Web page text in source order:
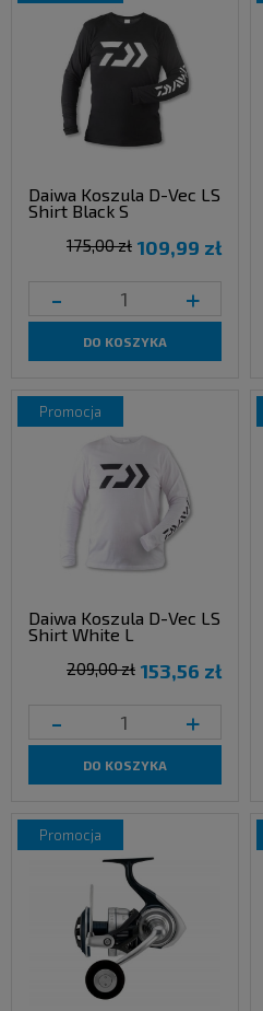
Daiwa Koszula D-Vec LS
Shirt Black S
109,99 zł
175,00 zł
- +
DO KOSZYKA
Daiwa Koszula D-Vec LS
Shirt White L
153,56 zł
209,00 zł
- +
DO KOSZYKA
promocja
promocja